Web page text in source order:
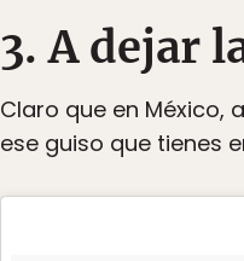
3. A dejar
Claro que en
ese guiso que tienes